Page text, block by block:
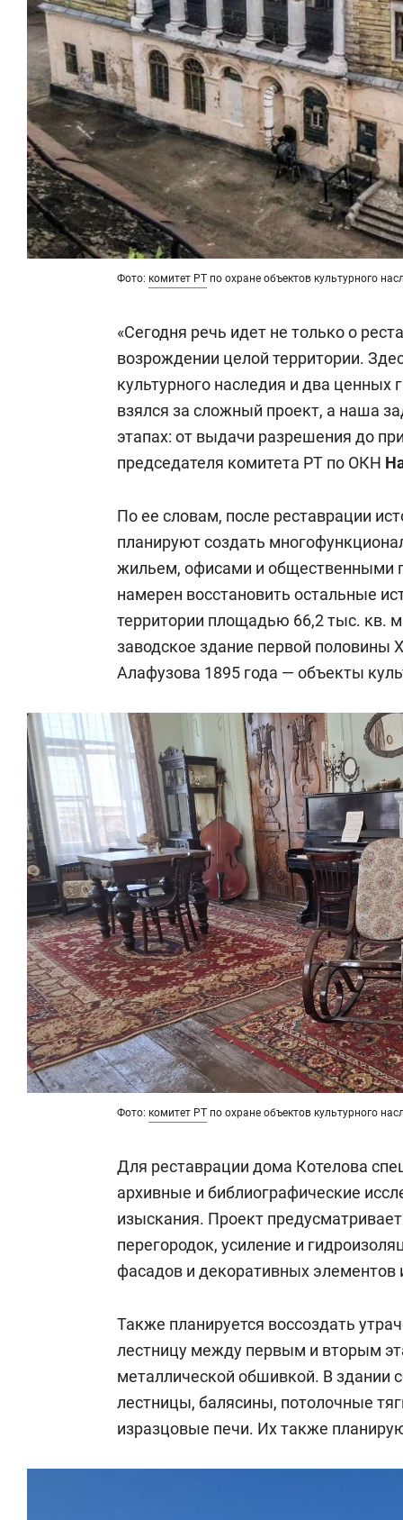
Фото: комитет РТ по охране объектов культурного
«Сегодня речь идет не только о
возрождении целой территории.
культурного наследия и два
взялся за сложный проект, а наша
этапах: от выдачи разрешения до
председателя комитета РТ по ОКН
По ее словам, после реставрации
планируют создать
жильем, офисами и общественными
намерен восстановить остальные
территории площадью 66,2 тыс. кв.
заводское здание первой половины
Алафузова 1895 года — объекты
Фото: комитет РТ по охране объектов культурного
Для реставрации дома Котелова
архивные и библиографические
изыскания. Проект
перегородок, усиление и
фасадов и декоративных элементов
Также планируется воссоздать
лестницу между первым и вторым
металлической обшивкой. В здании
лестницы, балясины, потолочные
изразцовые печи. Их также